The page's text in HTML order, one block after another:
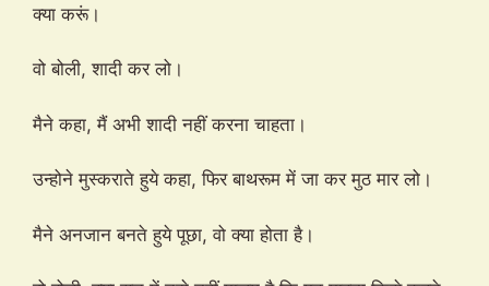
क्या करूं।
वो बोली, शादी कर लो।
मैने कहा, मैं अभी शादी नहीं करना चाहता।
उन्होने मुस्कराते हुये कहा, फिर बाथरूम में जा कर मुठ मार लो।
मैने अनजान बनते हुये पूछा, वो क्या होता है।